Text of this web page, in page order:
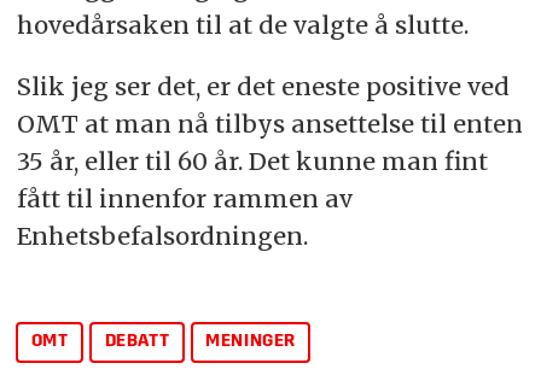
hovedårsaken til at de valgte å slutte.
Slik jeg ser det, er det eneste positive ved
OMT at man nå tilbys ansettelse til enten
35 år, eller til 60 år. Det kunne man fint
fått til innenfor rammen av
Enhetsbefalsordningen.
OMT DEBATT MENINGER